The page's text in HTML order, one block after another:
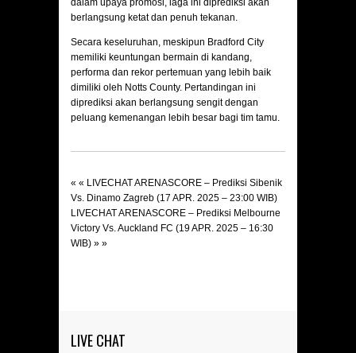
dalam upaya promosi, laga ini diprediksi akan
berlangsung ketat dan penuh tekanan.​
Secara keseluruhan, meskipun Bradford City
memiliki keuntungan bermain di kandang,
performa dan rekor pertemuan yang lebih baik
dimiliki oleh Notts County. Pertandingan ini
diprediksi akan berlangsung sengit dengan
peluang kemenangan lebih besar bagi tim tamu.
« « LIVECHAT ARENASCORE – Prediksi Sibenik
Vs. Dinamo Zagreb (17 APR. 2025 – 23:00 WIB)
LIVECHAT ARENASCORE – Prediksi Melbourne
Victory Vs. Auckland FC (19 APR. 2025 – 16:30
WIB) » »
LIVE CHAT